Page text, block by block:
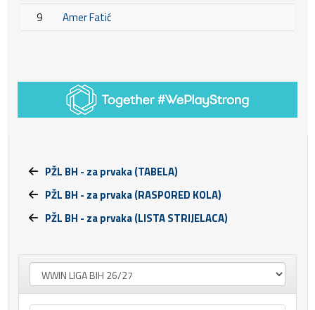
9
Amer Fatić
PŽL BH - za prvaka (TABELA)
PŽL BH - za prvaka (RASPORED KOLA)
PŽL BH - za prvaka (LISTA STRIJELACA)